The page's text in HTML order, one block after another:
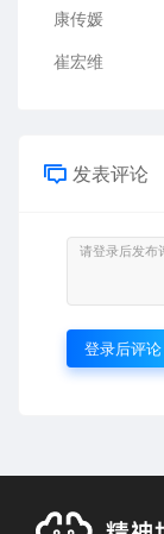
康传媛
崔宏维
发表评论
登录后评论